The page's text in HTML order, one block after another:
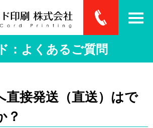
：よくあるご質問
直接発送（直送）はで
？